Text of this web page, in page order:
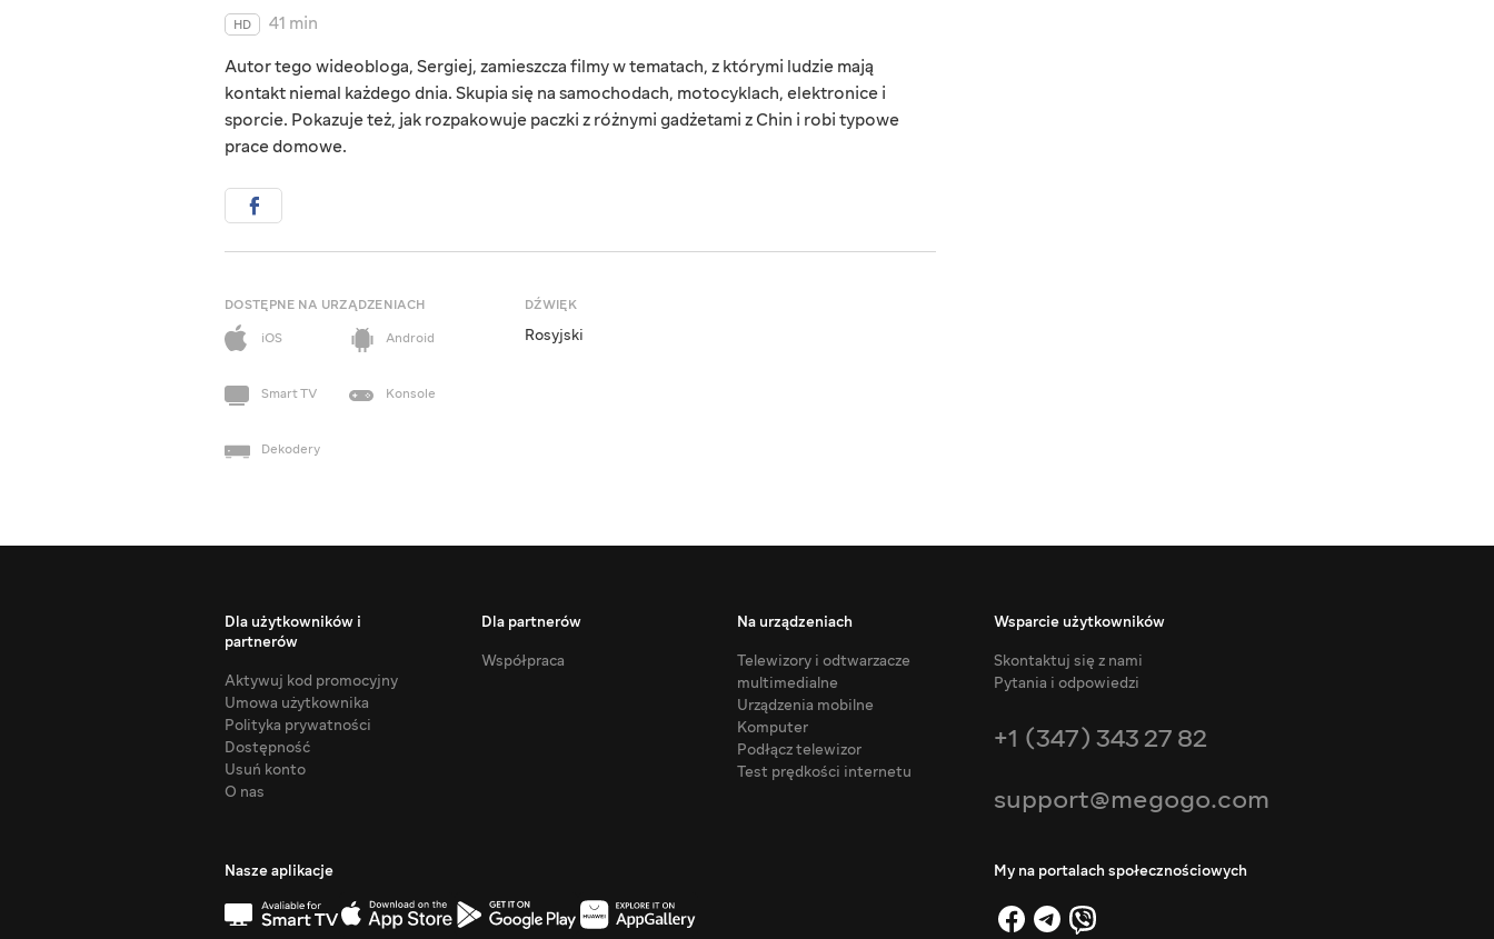
HD
41 min
Autor tego wideobloga, Sergiej, zamieszcza filmy w tematach, z którymi ludzie mają
kontakt niemal każdego dnia. Skupia się na samochodach, motocyklach, elektronice i
sporcie. Pokazuje też, jak rozpakowuje paczki z różnymi gadżetami z Chin i robi typowe
prace domowe.
DOSTĘPNE NA URZĄDZENIACH
iOS
Android
Smart TV Konsole
Dekodery
DŹWIĘK
Rosyjski
Dla użytkowników i
partnerów
Aktywuj kod promocyjny
Umowa użytkownika
Polityka prywatności
Dostępność
Usuń konto
O nas
Dla partnerów
Współpraca
Na urządzeniach
Telewizory i odtwarzacze
multimedialne
Urządzenia mobilne
Komputer
Podłącz telewizor
Test prędkości internetu
Wsparcie użytkowników
Skontaktuj się z nami
Pytania i odpowiedzi
+1 (347) 343 27 82
support@megogo.com
Nasze aplikacje My na portalach społecznościowych